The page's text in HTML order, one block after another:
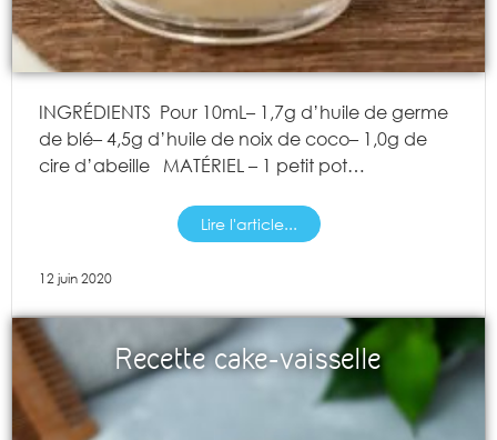
INGRÉDIENTS Pour 10mL– 1,7g d’huile de germe
de blé– 4,5g d’huile de noix de coco– 1,0g de
cire d’abeille MATÉRIEL – 1 petit pot…
Lire l'article...
12 juin 2020
Recette cake-vaisselle